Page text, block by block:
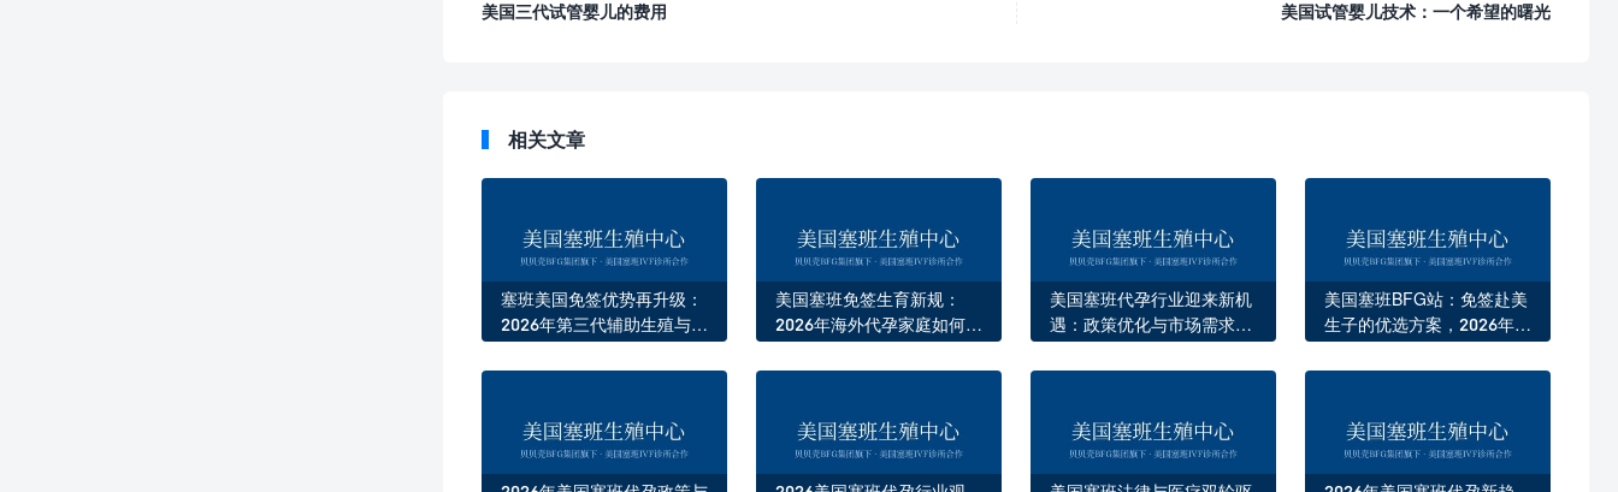
美国三代试管婴儿的费用
美国试管婴儿技术：一个希望的曙光
相关文章
塞班美国免签优势再升级：
2026年第三代辅助生殖与代
美国塞班免签生育新规：
2026年海外代孕家庭如何高
美国塞班代孕行业迎来新机
遇：政策优化与市场需求双
美国塞班BFG站：免签赴美
生子的优选方案，2026年最